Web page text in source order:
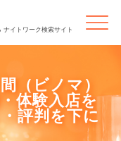
ナイトワーク検索サイト
（ビノマ）
体験入店を
評判を下に